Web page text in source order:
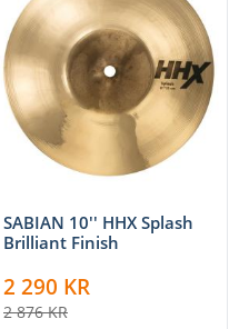
SABIAN 10'' HHX Splash
Brilliant Finish
2 290 KR
2 876KR